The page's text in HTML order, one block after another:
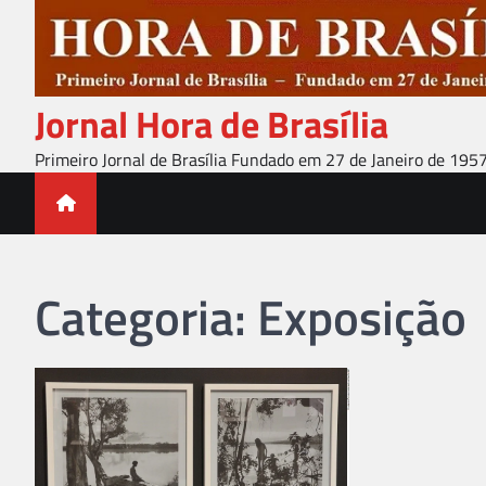
content
Jornal Hora de Brasília
Primeiro Jornal de Brasília Fundado em 27 de Janeiro de
Categoria: Exposição